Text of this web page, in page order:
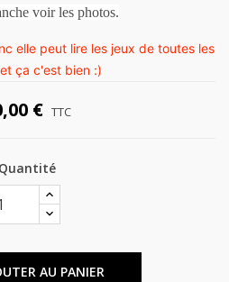
voir les photos.
elle peut lire les jeux de toutes les
ça c'est bien :)
€ TTC
Quantité
AU PANIER